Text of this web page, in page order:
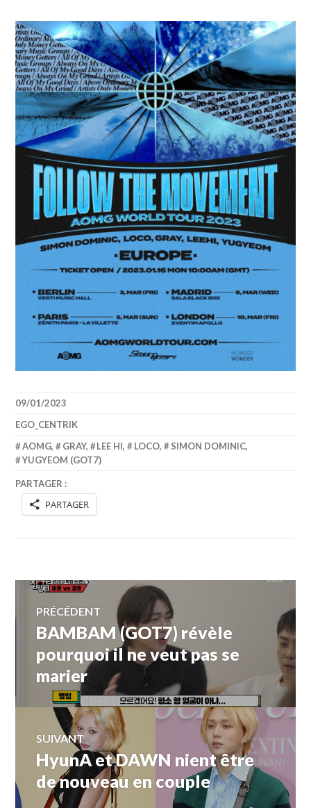
09/01/2023
EGO_CENTRIK
AOMG, GRAY, LEE HI, LOCO, SIMON DOMINIC,
YUGYEOM (GOT7)
PARTAGER :
PARTAGER
Navigation
de
l’article
PRÉCÉDENT
Article
BAMBAM (GOT7) révèle
pourquoi il ne veut pas se
marier
SUIVANT
Article
Suivant:
HyunA et DAWN nient être
de nouveau en couple